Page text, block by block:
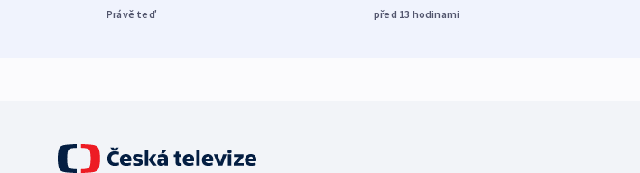
Právě teď před 13 hodinami